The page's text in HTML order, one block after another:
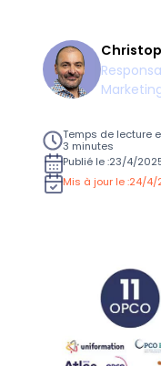
Temps de lecture
3 minutes
Publié le :23/4/
Mis à jour le :24/4/